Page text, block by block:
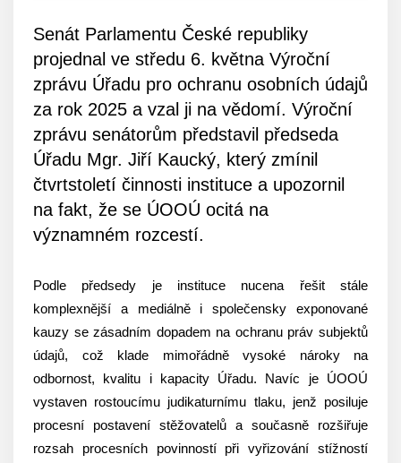
Senát Parlamentu České republiky
projednal ve středu 6. května Výroční
zprávu Úřadu pro ochranu osobních údajů
za rok 2025 a vzal ji na vědomí. Výroční
zprávu senátorům představil předseda
Úřadu Mgr. Jiří Kaucký, který zmínil
čtvrtstoletí činnosti instituce a upozornil
na fakt, že se ÚOOÚ ocitá na
významném rozcestí.
Podle předsedy je instituce nucena řešit stále
komplexnější a mediálně i společensky exponované
kauzy se zásadním dopadem na ochranu práv subjektů
údajů, což klade mimořádně vysoké nároky na
odbornost, kvalitu i kapacity Úřadu. Navíc je ÚOOÚ
vystaven rostoucímu judikaturnímu tlaku, jenž posiluje
procesní postavení stěžovatelů a současně rozšiřuje
rozsah procesních povinností při vyřizování stížností